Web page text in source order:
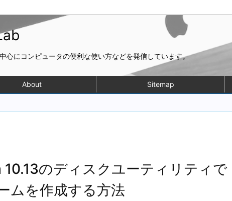
心にコンピュータの便利な使い方などを発信しています。
About Sitemap
のディスクユーティリティで
ムを作成する方法